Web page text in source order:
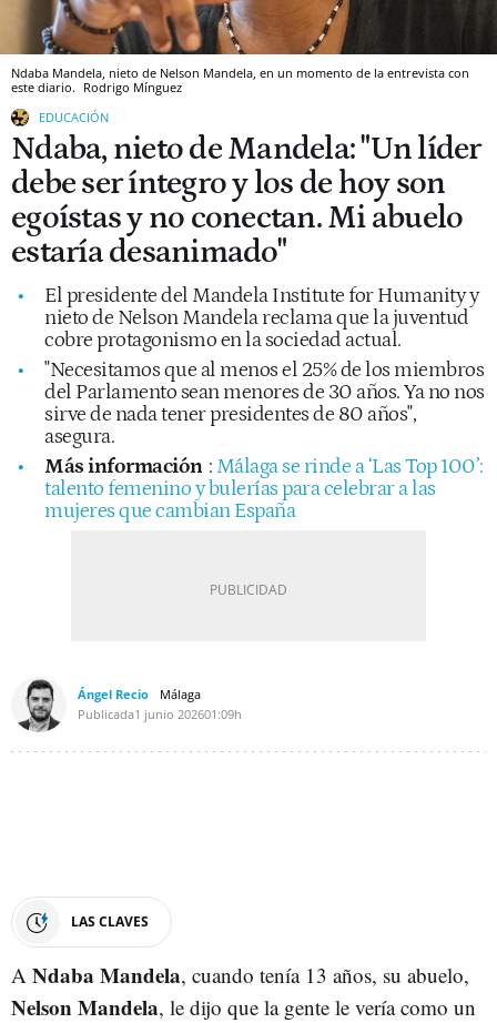
Ndaba Mandela, nieto de Nelson Mandela, en un momento de la entrevista con
este diario. Rodrigo Mínguez
EDUCACIÓN
Ndaba, nieto de Mandela: "Un líder
debe ser íntegro y los de hoy son
egoístas y no conectan. Mi abuelo
estaría desanimado"
El presidente del Mandela Institute for Humanity y
nieto de Nelson Mandela reclama que la juventud
cobre protagonismo en la sociedad actual.
"Necesitamos que al menos el 25% de los miembros
del Parlamento sean menores de 30 años. Ya no nos
sirve de nada tener presidentes de 80 años",
asegura.
Más información : Málaga se rinde a ‘Las Top 100’:
talento femenino y bulerías para celebrar a las
mujeres que cambian España
Ángel Recio
Málaga
Publicada1 junio 202601:09h
LAS CLAVES
A Ndaba Mandela, cuando tenía 13 años, su abuelo,
Nelson Mandela, le dijo que la gente le vería como un